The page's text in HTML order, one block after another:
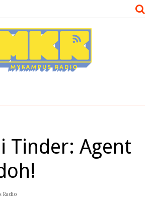
Tinder: Agent
Radio